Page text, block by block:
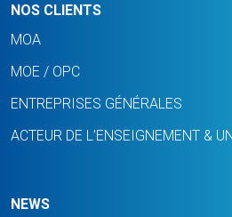
NOS CLIENTS
MOA
MOE / OPC
ENTREPRISES GÉNÉRALES
ACTEUR DE L’ENSEIGNEMENT &
NEWS